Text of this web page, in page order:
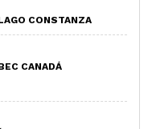
CONSTANZA
CANADÁ